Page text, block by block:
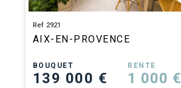
Ref 2921
AIX-EN-PROVENCE
BOUQUET
139 000 €
RENTE
1 000 €